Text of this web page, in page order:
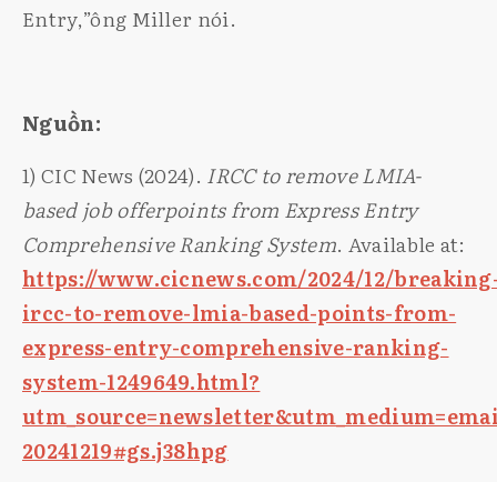
Entry,”ông Miller nói.
Nguồn:
1) CIC News (2024). IRCC to remove LMIA-
based job offerpoints from Express Entry
Comprehensive Ranking System. Available at:
https://www.cicnews.com/2024/12/
ircc-to-remove-lmia-based-points-from-
express-entry-comprehensive-ranking-
system-1249649.html?
20241219#gs.j38hpg